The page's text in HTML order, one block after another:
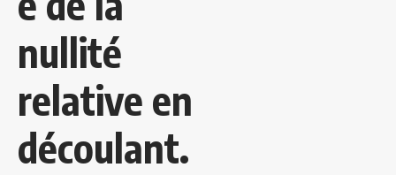
nullité
relative en
découlant.